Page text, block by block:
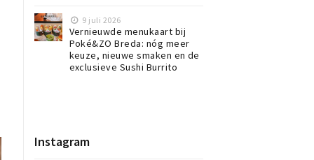
9 juli 2026
Vernieuwde menukaart bij
Poké&ZO Breda: nóg meer
keuze, nieuwe smaken en de
exclusieve Sushi Burrito
Instagram